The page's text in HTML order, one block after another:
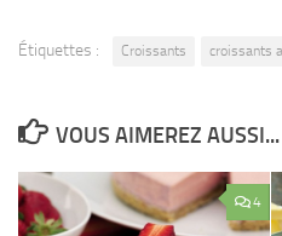
Étiquettes : Croissants croissants
VOUS AIMEREZ AUSSI...
4